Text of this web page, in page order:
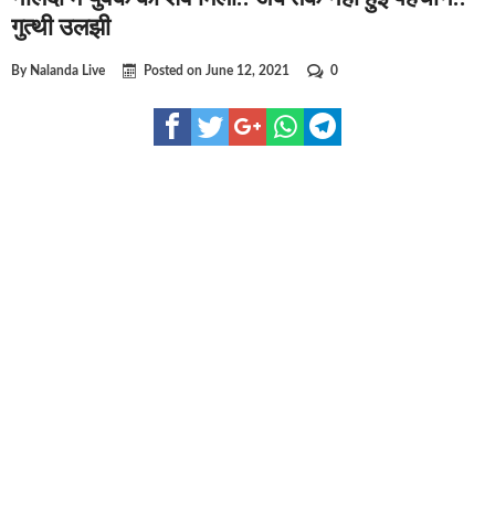
घूसखोर अफसरों पर एक्शन.. दो-दो अफसर घूस लेते गिरफ्तार
बिहार में एक और सिक्स लेन की मंजूरी.. जानिए किन-किन जिलों से गुजरेगा
क्रिकेटर ईशान किशन की शादी फिक्स, गर्लफ्रेंड से होगी शादी.. ईशान के
बिहारवासियों के लिए खुशखबरी.. बिहटा से भी बड़ा बनेगा एयरपोर्ट ..
गुत्थी उलझी
By Nalanda Live Posted on June 12, 2021 0